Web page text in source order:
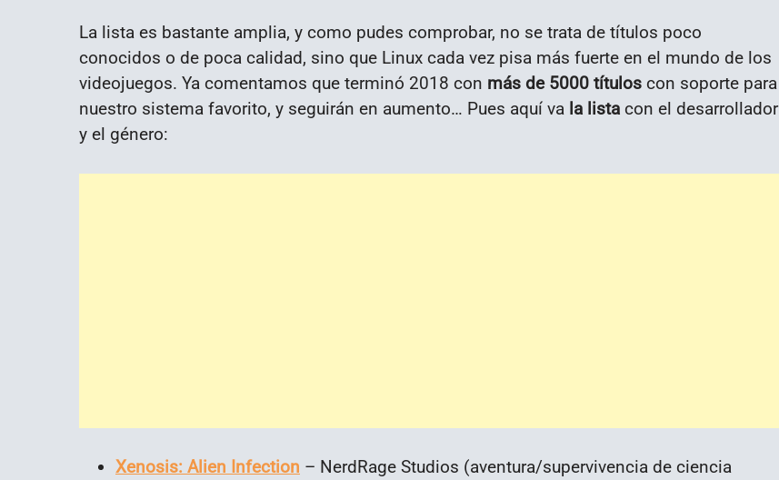
La lista es bastante amplia, y como pudes comprobar, no se trata de títulos poco
conocidos o de poca calidad, sino que Linux cada vez pisa más fuerte en el mundo de los
videojuegos. Ya comentamos que terminó 2018 con más de 5000 títulos con soporte para
nuestro sistema favorito, y seguirán en aumento… Pues aquí va la lista con el desarrollador
y el género:
Xenosis: Alien Infection – NerdRage Studios (aventura/supervivencia de ciencia